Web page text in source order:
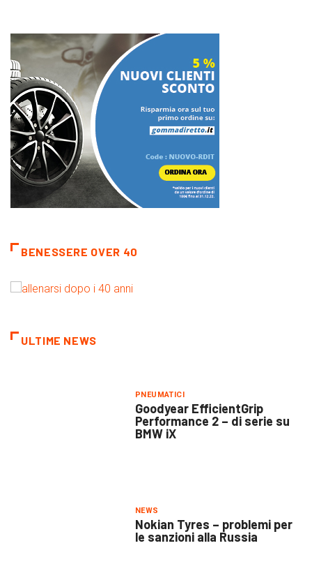
BENESSERE OVER 40
ULTIME NEWS
PNEUMATICI
Goodyear EfficientGrip
Performance 2 – di serie su
BMW iX
NEWS
Nokian Tyres – problemi per
le sanzioni alla Russia